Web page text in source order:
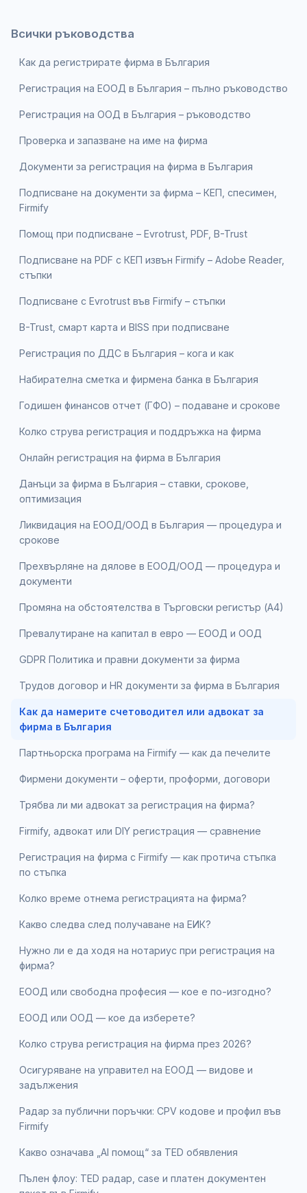
Всички ръководства
Как да регистрирате фирма в България
Регистрация на ЕООД в България – пълно ръководство
Регистрация на ООД в България – ръководство
Проверка и запазване на име на фирма
Документи за регистрация на фирма в България
Подписване на документи за фирма – КЕП, спесимен,
Firmify
Помощ при подписване – Evrotrust, PDF, B-Trust
Подписване на PDF с КЕП извън Firmify – Adobe Reader,
стъпки
Подписване с Evrotrust във Firmify – стъпки
B-Trust, смарт карта и BISS при подписване
Регистрация по ДДС в България – кога и как
Набирателна сметка и фирмена банка в България
Годишен финансов отчет (ГФО) – подаване и срокове
Колко струва регистрация и поддръжка на фирма
Онлайн регистрация на фирма в България
Данъци за фирма в България – ставки, срокове,
оптимизация
Ликвидация на ЕООД/ООД в България — процедура и
срокове
Прехвърляне на дялове в ЕООД/ООД — процедура и
документи
Промяна на обстоятелства в Търговски регистър (А4)
Превалутиране на капитал в евро — ЕООД и ООД
GDPR Политика и правни документи за фирма
Трудов договор и HR документи за фирма в България
Как да намерите счетоводител или адвокат за
фирма в България
Партньорска програма на Firmify — как да печелите
Фирмени документи – оферти, проформи, договори
Трябва ли ми адвокат за регистрация на фирма?
Firmify, адвокат или DIY регистрация — сравнение
Регистрация на фирма с Firmify — как протича стъпка
по стъпка
Колко време отнема регистрацията на фирма?
Какво следва след получаване на ЕИК?
Нужно ли е да ходя на нотариус при регистрация на
фирма?
ЕООД или свободна професия — кое е по-изгодно?
ЕООД или ООД — кое да изберете?
Колко струва регистрация на фирма през 2026?
Осигуряване на управител на ЕООД — видове и
задължения
Радар за публични поръчки: CPV кодове и профил във
Firmify
Какво означава „AI помощ“ за TED обявления
Пълен флоу: TED радар, case и платен документен